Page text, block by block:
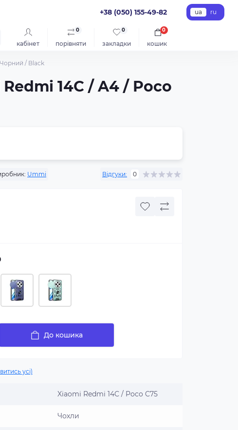
+38 (050) 155-49-82 ua ru
кабінет порівняти
0
закладки
0
кошик
0
/ Black
14C / A4 / Poco
Ummi Відгуки: 0
До кошика
усі)
Xiaomi Redmi 14C / Poco C75
Чохли